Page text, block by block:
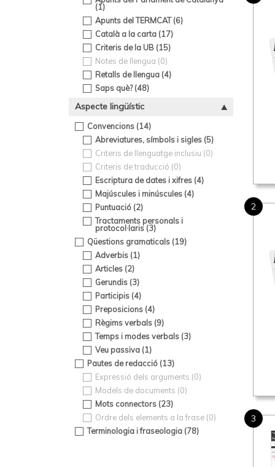
(1)
Apunts del TERMCAT (6)
Català a la carta (17)
Criteris de la UB (15)
Notes de llengua (0)
Retalls de llengua (4)
Saps què? (48)
Aspecte lingüístic
Convencions (14)
Abreviatures, símbols i sigles (5)
Criteris de llenguatge inclusiu (0)
Criteris de traducció (0)
Escriptura de dates i xifres (4)
Majúscules i minúscules (4)
Puntuació (2)
Tractaments personals i
protocol·laris (3)
Qüestions gramaticals (19)
Adverbis (1)
Articles (2)
Gerundis (3)
Participis (4)
Preposicions (4)
Règims verbals (9)
Temps i modes verbals (3)
Veu passiva (1)
Pautes de redacció (13)
Expressió dels arguments (0)
Models de documents (0)
Mots connectors (23)
Ordre dels elements a la frase (0)
Terminologia i fraseologia (78)
2
3